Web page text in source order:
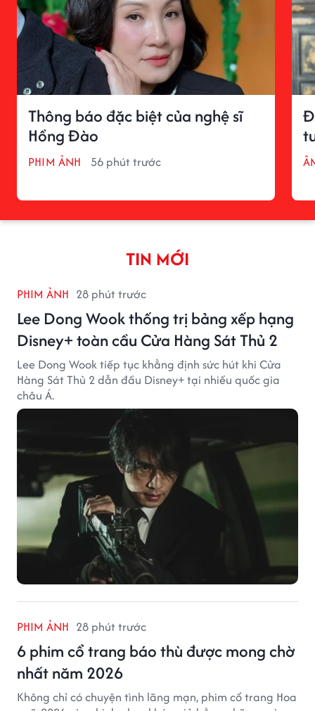
Thông báo đặc biệt của nghệ sĩ
Hồng Đào
PHIM ẢNH 56 phút trước
TIN MỚI
PHIM ẢNH 28 phút trước
Lee Dong Wook thống trị bảng xếp hạng
Disney+ toàn cầu Cửa Hàng Sát Thủ 2
Lee Dong Wook tiếp tục khẳng định sức hút khi Cửa
Hàng Sát Thủ 2 dẫn đầu Disney+ tại nhiều quốc gia
châu Á.
PHIM ẢNH 28 phút trước
6 phim cổ trang báo thù được mong chờ
nhất năm 2026
Không chỉ có chuyện tình lãng mạn, phim cổ trang Hoa